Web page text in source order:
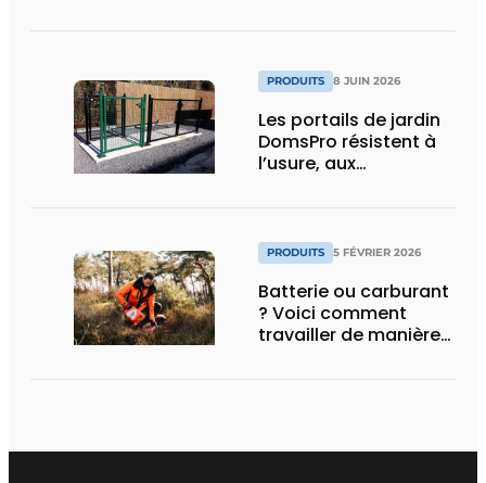
PRODUITS 8 JUIN 2026
Les portails de jardin
DomsPro résistent à
l’usure, aux
PRODUITS 5 FÉVRIER 2026
Batterie ou carburant
? Voici comment
travailler de manière